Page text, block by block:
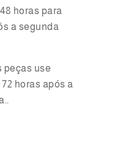
horas para
a segunda
peças use
horas após a